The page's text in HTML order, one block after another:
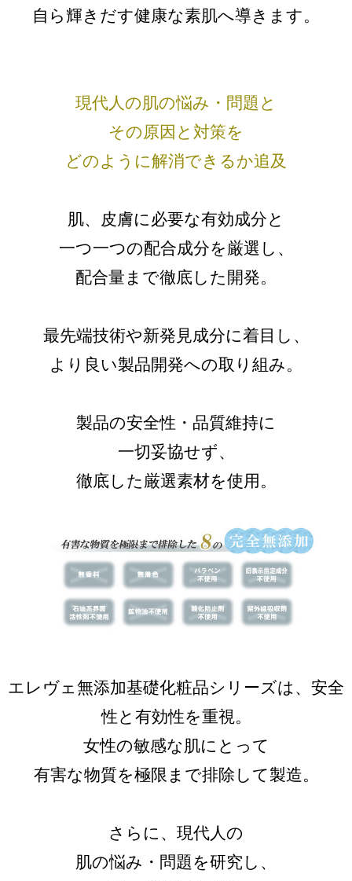
自ら輝きだす健康な素肌へ導きます。
現代人の肌の悩み・問題と
その原因と対策を
どのように解消できるか追及
肌、皮膚に必要な有効成分と
一つ一つの配合成分を厳選し、
配合量まで徹底した開発。
最先端技術や新発見成分に着目し、
より良い製品開発への取り組み。
製品の安全性・品質維持に
一切妥協せず、
徹底した厳選素材を使用。
エレヴェ無添加基礎化粧品シリーズは、安全
性と有効性を重視。
女性の敏感な肌にとって
有害な物質を極限まで排除して製造。
さらに、現代人の
肌の悩み・問題を研究し、